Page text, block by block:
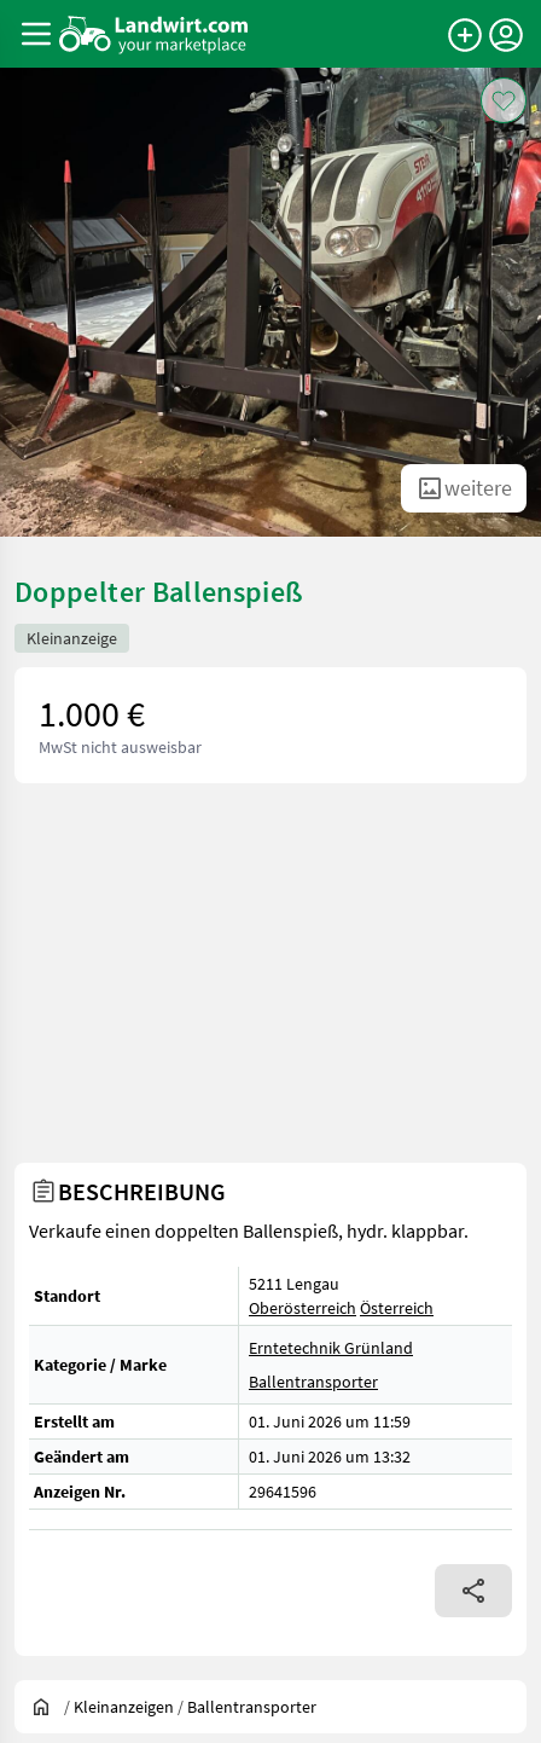
weitere
Doppelter Ballenspieß
Kleinanzeige
1.000 €
MwSt nicht ausweisbar
BESCHREIBUNG
Verkaufe einen doppelten Ballenspieß, hydr. klappbar.
Standort
5211 Lengau
Oberösterreich Österreich
Kategorie / Marke
Erntetechnik Grünland
Ballentransporter
Erstellt am
01. Juni 2026 um 11:59
Geändert am
01. Juni 2026 um 13:32
Anzeigen Nr.
29641596
/ Kleinanzeigen / Ballentransporter